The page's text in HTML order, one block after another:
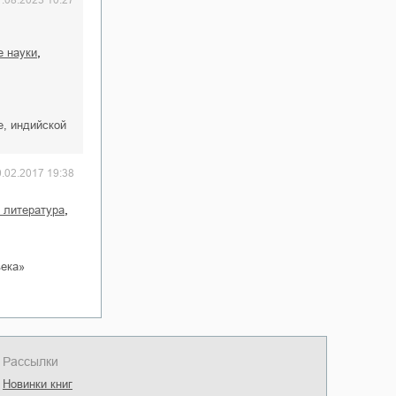
науки
индийской
19:38
литература
Рассылки
Новинки книг